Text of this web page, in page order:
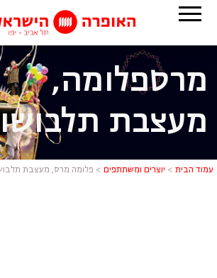
מרספלומה,
מעצבת
עמוד הבית > יוצרים ומשתתפים > פלומה מרס, מעצבת